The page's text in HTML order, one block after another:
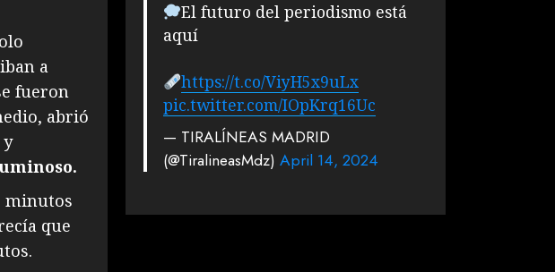
a
fueron
abrió
y
minutos
que
El futuro del periodismo está
aquí
https://t.co/ViyH5x9uLx
pic.twitter.com/IOpKrq16Uc
— TIRALÍNEAS MADRID
(@TiralineasMdz)April 14, 2024